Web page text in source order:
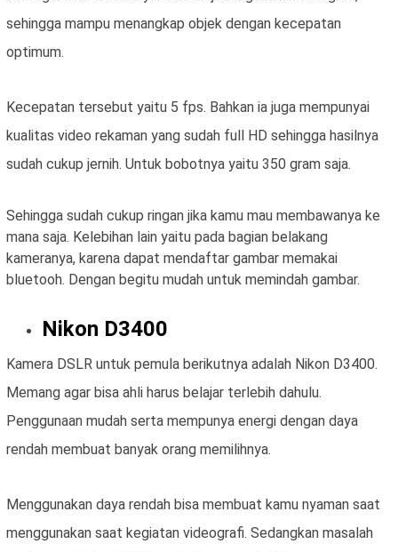
sehingga mampu menangkap objek dengan kecepatan
optimum.
Kecepatan tersebut yaitu 5 fps. Bahkan ia juga mempunyai
kualitas video rekaman yang sudah full HD sehingga hasilnya
sudah cukup jernih. Untuk bobotnya yaitu 350 gram saja.
Sehingga sudah cukup ringan jika kamu mau membawanya ke
mana saja. Kelebihan lain yaitu pada bagian belakang
kameranya, karena dapat mendaftar gambar memakai
bluetooh. Dengan begitu mudah untuk memindah gambar.
Nikon D3400
Kamera DSLR untuk pemula berikutnya adalah Nikon D3400.
Memang agar bisa ahli harus belajar terlebih dahulu.
Penggunaan mudah serta mempunya energi dengan daya
rendah membuat banyak orang memilihnya.
Menggunakan daya rendah bisa membuat kamu nyaman saat
menggunakan saat kegiatan videografi. Sedangkan masalah